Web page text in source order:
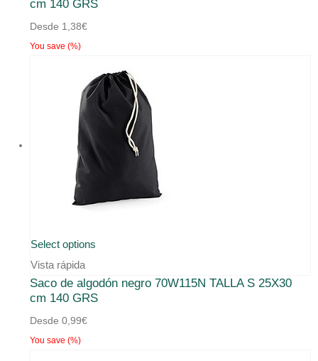
cm 140 GRS
Desde 1,38€
You save (%)
Select options
Vista rápida
Saco de algodón negro 70W115N TALLA S 25X30
cm 140 GRS
Desde 0,99€
You save (%)